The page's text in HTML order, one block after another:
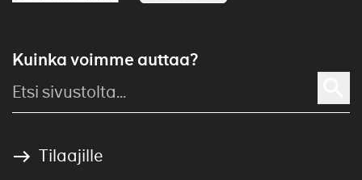
Kuinka voimme auttaa?
Tilaajille